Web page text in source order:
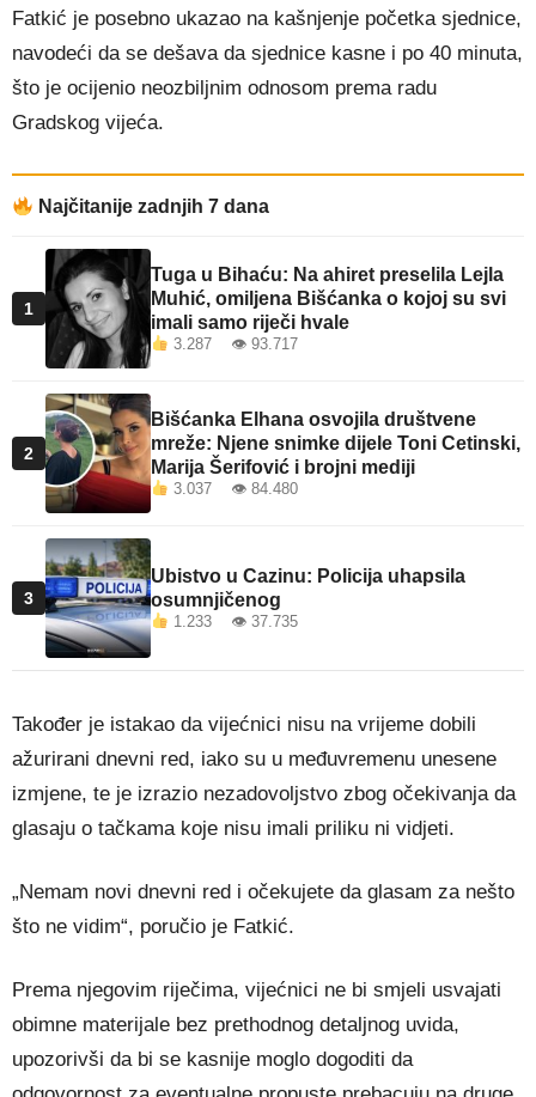
Fatkić je posebno ukazao na kašnjenje početka sjednice,
navodeći da se dešava da sjednice kasne i po 40 minuta,
što je ocijenio neozbiljnim odnosom prema radu
Gradskog vijeća.
Najčitanije zadnjih 7 dana
1
Tuga u Bihaću: Na ahiret preselila Lejla
Muhić, omiljena Bišćanka o kojoj su svi
imali samo riječi hvale
3.287 👁 93.717
2
Bišćanka Elhana osvojila društvene
mreže: Njene snimke dijele Toni Cetinski,
Marija Šerifović i brojni mediji
3.037 👁 84.480
3
Ubistvo u Cazinu: Policija uhapsila
osumnjičenog
1.233 👁 37.735
Također je istakao da vijećnici nisu na vrijeme dobili
ažurirani dnevni red, iako su u međuvremenu unesene
izmjene, te je izrazio nezadovoljstvo zbog očekivanja da
glasaju o tačkama koje nisu imali priliku ni vidjeti.
„Nemam novi dnevni red i očekujete da glasam za nešto
što ne vidim“, poručio je Fatkić.
Prema njegovim riječima, vijećnici ne bi smjeli usvajati
obimne materijale bez prethodnog detaljnog uvida,
upozorivši da bi se kasnije moglo dogoditi da